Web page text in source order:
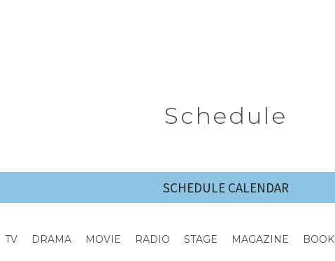
Schedule
SCHEDULE CALENDAR
TV DRAMA MOVIE RADIO STAGE MAGAZINE BOOK